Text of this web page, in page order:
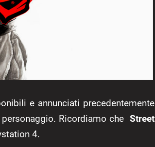
e annunciati precedentemente
Ricordiamo che Street
4.